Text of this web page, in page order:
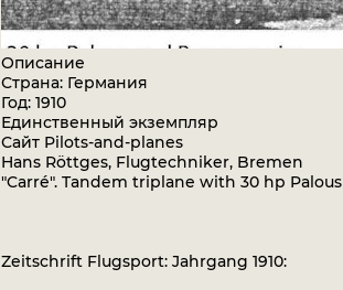
Описание
Страна: Германия
Год: 1910
Единственный экземпляр
Сайт Pilots-and-planes
Hans Röttges, Flugtechniker, Bremen
"Carré". Tandem triplane with 30 hp
Zeitschrift Flugsport: Jahrgang 1910: